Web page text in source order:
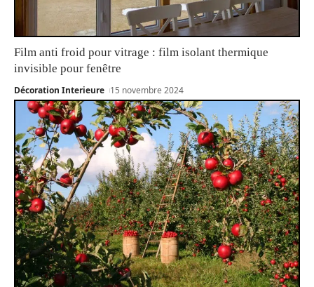
Film anti froid pour vitrage : film isolant thermique
invisible pour fenêtre
Décoration Interieure 15 novembre 2024